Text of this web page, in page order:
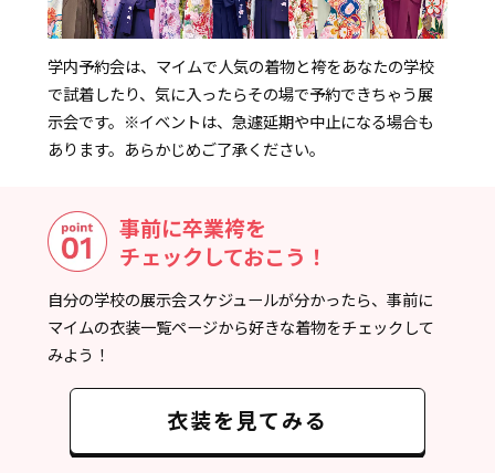
学内予約会は、マイムで人気の着物と袴をあなたの学校
で試着したり、気に入ったらその場で予約できちゃう展
示会です。 ※イベントは、急遽延期や中止になる場合も
あります。あらかじめご了承ください。
事前に卒業袴を
チェックしておこう！
自分の学校の展示会スケジュールが分かったら、事前に
マイムの衣装一覧ページから好きな着物をチェックして
みよう！
衣装を見てみる